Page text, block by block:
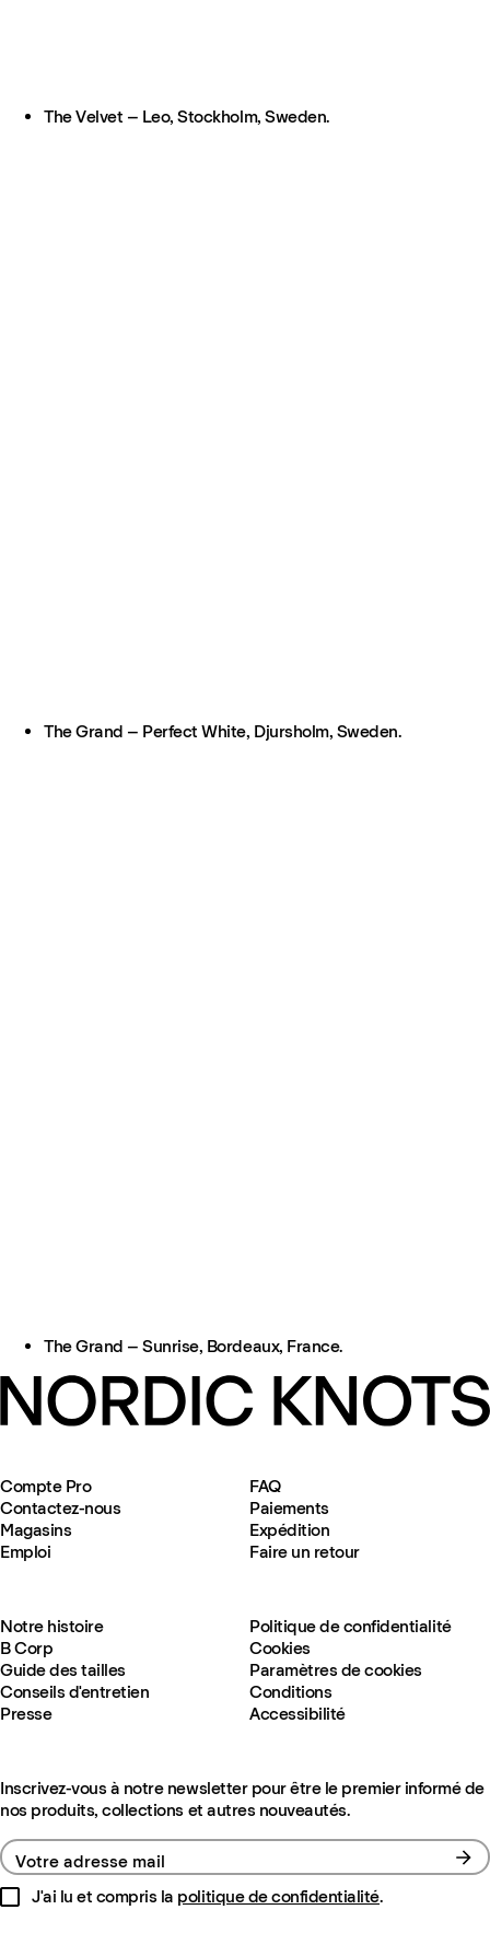
The Velvet – Leo, Stockholm, Sweden.
The Grand – Perfect White, Djursholm, Sweden.
The Grand – Sunrise, Bordeaux, France.
Compte Pro
Contactez-nous
Magasins
Emploi
FAQ
Paiements
Expédition
Faire un retour
Notre histoire
B Corp
Guide des tailles
Conseils d'entretien
Presse
Politique de confidentialité
Cookies
Paramètres de cookies
Conditions
Accessibilité
Inscrivez-vous à notre newsletter pour être le premier informé de
nos produits, collections et autres nouveautés.
Votre adresse mail
J'ai lu et compris la politique de confidentialité.